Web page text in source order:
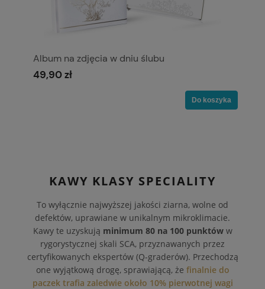
Album na zdjęcia w dniu ślubu
49,90 zł
Do koszyka
KAWY KLASY SPECIALITY
To wyłącznie najwyższej jakości ziarna, wolne od
defektów, uprawiane w unikalnym mikroklimacie.
Kawy te uzyskują minimum 80 na 100 punktóww
rygorystycznej skali SCA, przyznawanych przez
certyfikowanych ekspertów (Q-graderów). Przechodzą
one wyjątkową drogę, sprawiającą, że finalnie do
paczek trafia zaledwie około 10% pierwotnej wagi